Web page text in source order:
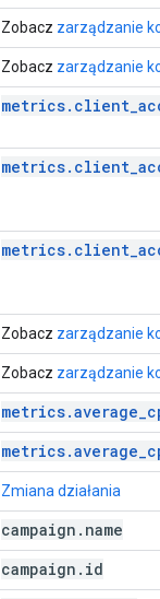
Zobacz zarządzanie
Zobacz zarządzanie
Zobacz zarządzanie
Zobacz zarządzanie
Zmiana działania
campaign . name
campaign . id